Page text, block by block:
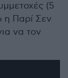
(5
η Παρί Σεν
να τον